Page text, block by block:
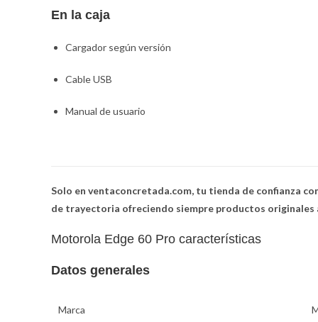
En la caja
Cargador según versión
Cable USB
Manual de usuario
Solo en ventaconcretada.com, tu tienda de confianza
de trayectoria ofreciendo siempre productos originales
Motorola Edge 60 Pro características
Datos generales
Marca